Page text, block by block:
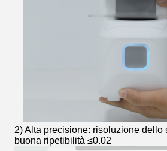
2) Alta precisione: risoluzione dello
buona ripetibilità ≤0.02